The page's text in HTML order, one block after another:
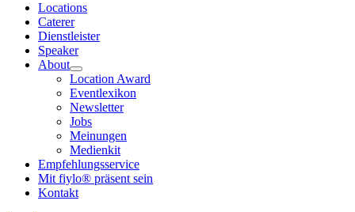
Locations
Caterer
Dienstleister
Speaker
About
Location Award
Eventlexikon
Newsletter
Jobs
Meinungen
Medienkit
Empfehlungsservice
Mit fiylo® präsent sein
Kontakt